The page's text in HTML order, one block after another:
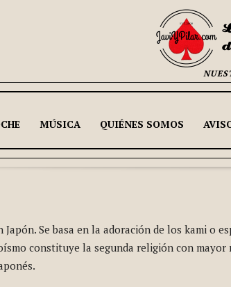
MÚSICA QUIÉNES SOMOS
Se basa en la adoración de los kami o
constituye la segunda religión con mayor